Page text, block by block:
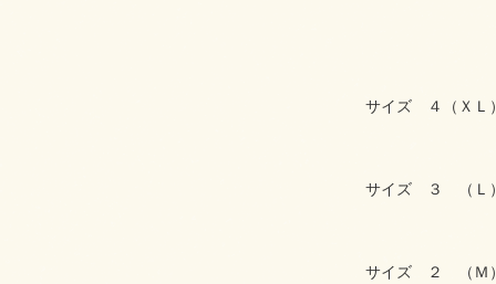
サイズ ４（ＸＬ
サイズ ３ （Ｌ
サイズ ２ （Ｍ